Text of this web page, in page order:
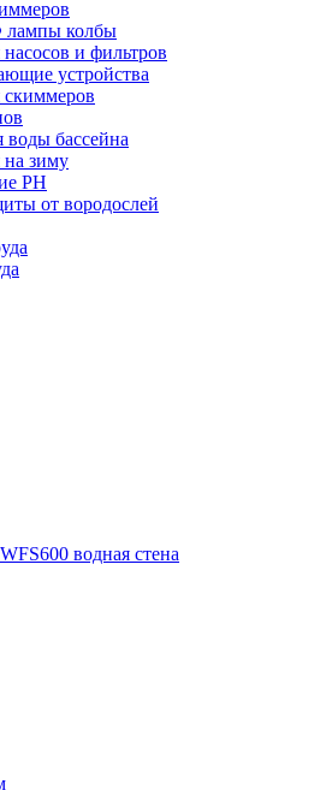
колбы
насосов и фильтров
устройства
скиммеров
воды бассейна
на зиму
PH
от вородослей
водная стена